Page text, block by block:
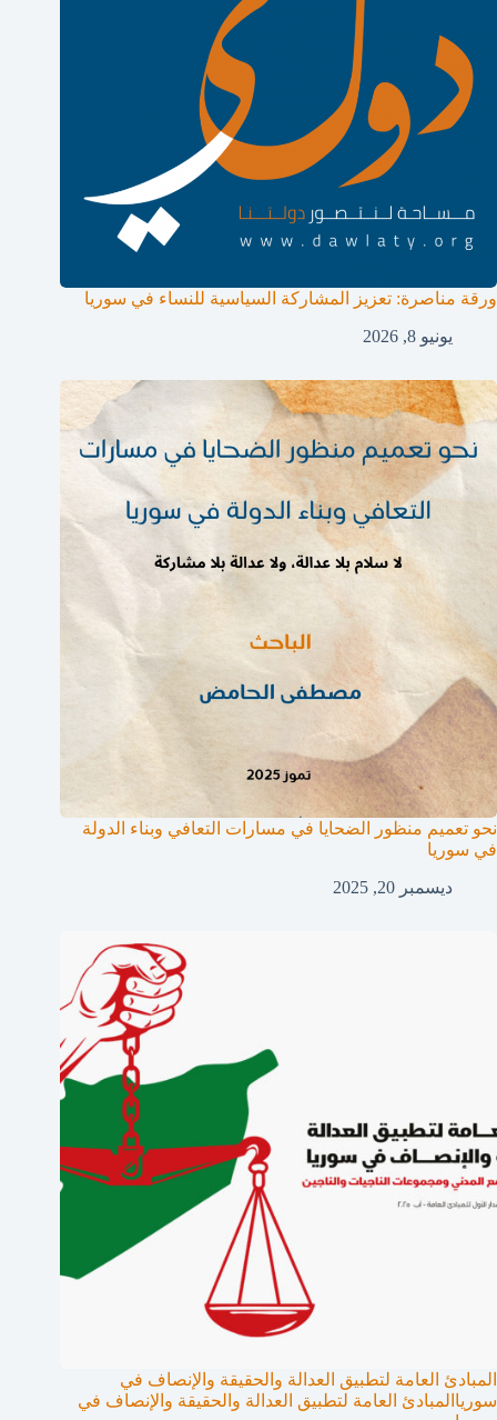
ورقة مناصرة: تعزيز المشاركة السياسية للنساء في سوريا
يونيو 8, 2026
نحو تعميم منظور الضحايا في مسارات التعافي وبناء الدولة
في سوريا
ديسمبر 20, 2025
المبادئ العامة لتطبيق العدالة والحقيقة والإنصاف في
سورياالمبادئ العامة لتطبيق العدالة والحقيقة والإنصاف في